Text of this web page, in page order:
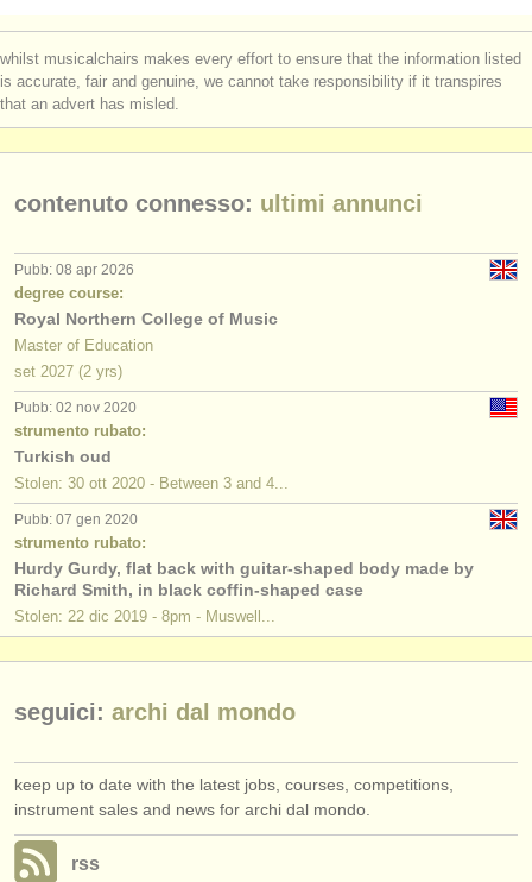
conservatori
orchestre giovanili
contattaci
rss feeds
notizie di musica classica
editori:
pubblica con noi
find out about our
ATSfaq
accedi
whilst musicalchairs makes every effort to ensure that the information listed
is accurate, fair and genuine, we cannot take responsibility if it transpires
that an advert has misled.
contenuto connesso: ultimi annunci
Pubb: 08 apr 2026
degree course:
Royal Northern College of Music
Master of Education
set 2027 (2 yrs)
Pubb: 02 nov 2020
strumento rubato:
Turkish oud
Stolen: 30 ott 2020 - Between 3 and 4...
Pubb: 07 gen 2020
strumento rubato:
Hurdy Gurdy, flat back with guitar-shaped body made by
Richard Smith, in black coffin-shaped case
Stolen: 22 dic 2019 - 8pm - Muswell...
seguici: archi dal mondo
keep up to date with the latest jobs, courses, competitions,
instrument sales and news for archi dal mondo.
rss